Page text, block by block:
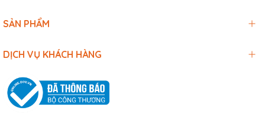
SẢN PHẨM
DỊCH VỤ KHÁCH HÀNG